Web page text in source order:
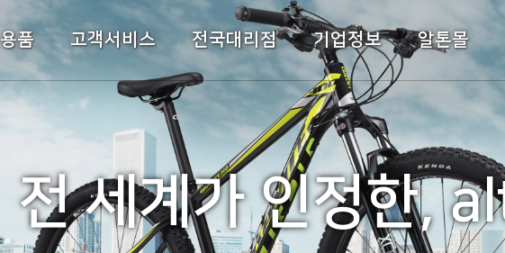
주메뉴바로가기
본문바로가기
용품 고객서비스 전국대리점 기업정보 알톤몰
전 세계가 인정한,